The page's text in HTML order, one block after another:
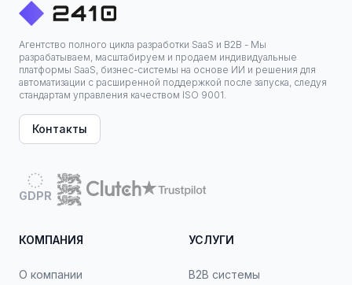
Агентство полного цикла разработки SaaS и B2B - Мы
разрабатываем, масштабируем и продаем индивидуальные
платформы SaaS, бизнес-системы на основе ИИ и решения для
автоматизации с расширенной поддержкой после запуска, следуя
стандартам управления качеством ISO 9001.
Контакты
GDPR
КОМПАНИЯ
О компании
УСЛУГИ
B2B системы